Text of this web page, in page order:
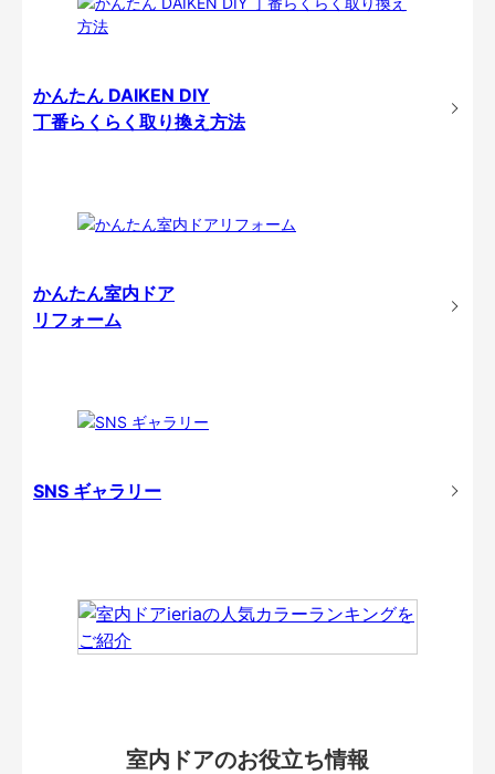
かんたん DAIKEN DIY
丁番らくらく取り換え方法
かんたん室内ドア
リフォーム
SNS ギャラリー
室内ドアのお役立ち情報